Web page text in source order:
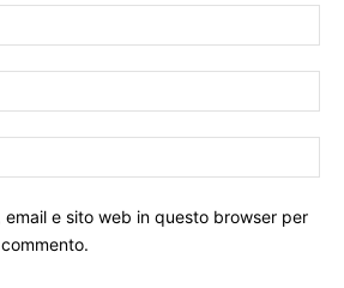
email e sito web in questo browser per